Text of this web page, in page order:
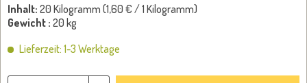
Inhalt: 20 Kilogramm (1,60 € / 1 Kilogramm)
Gewicht : 20 kg
Lieferzeit: 1-3 Werktage